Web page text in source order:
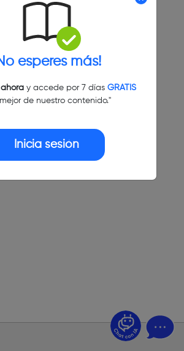
esperes más!
y accede por 7 días GRATIS
de nuestro contenido."
Inicia sesión